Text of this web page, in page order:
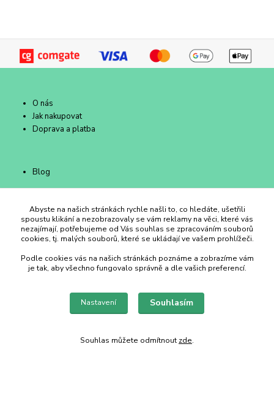
O nás
Jak nakupovat
Doprava a platba
Blog
Obchodní podmínky
Kontakty
+420 734 258 002
duhovyatelier@email.cz
Abyste na našich stránkách rychle našli to, co hledáte, ušetřili
spoustu klikání a nezobrazovaly se vám reklamy na věci, které vás
nezajímají, potřebujeme od Vás souhlas se zpracováním souborů
cookies, tj. malých souborů, které se ukládají ve vašem prohlížeči.
Podle cookies vás na našich stránkách poznáme a zobrazíme vám
je tak, aby všechno fungovalo správně a dle vašich preferencí.
Nastavení Souhlasím
Souhlas můžete odmítnout zde.